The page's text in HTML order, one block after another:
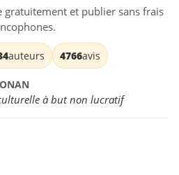
gratuitement et publier sans frais
auteurs 4766avis
à but non lucratif